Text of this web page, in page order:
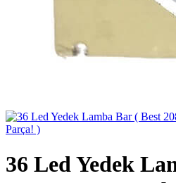
36 Led Yedek